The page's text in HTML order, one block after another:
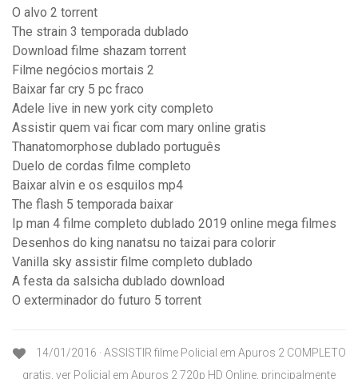
O alvo 2 torrent
The strain 3 temporada dublado
Download filme shazam torrent
Filme negócios mortais 2
Baixar far cry 5 pc fraco
Adele live in new york city completo
Assistir quem vai ficar com mary online gratis
Thanatomorphose dublado português
Duelo de cordas filme completo
Baixar alvin e os esquilos mp4
The flash 5 temporada baixar
Ip man 4 filme completo dublado 2019 online mega filmes
Desenhos do king nanatsu no taizai para colorir
Vanilla sky assistir filme completo dublado
A festa da salsicha dublado download
O exterminador do futuro 5 torrent
14/01/2016 · ASSISTIR filme Policial em Apuros 2 COMPLETO
gratis, ver Policial em Apuros 2 720p HD Online, principalmente